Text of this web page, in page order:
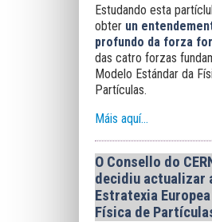
Estudando esta
obter un
profundo da forza
das catro forzas
Modelo Estándar da
Partículas.
Máis aquí...
O Consello do
decidiu actualizar
Estratexia
Física de